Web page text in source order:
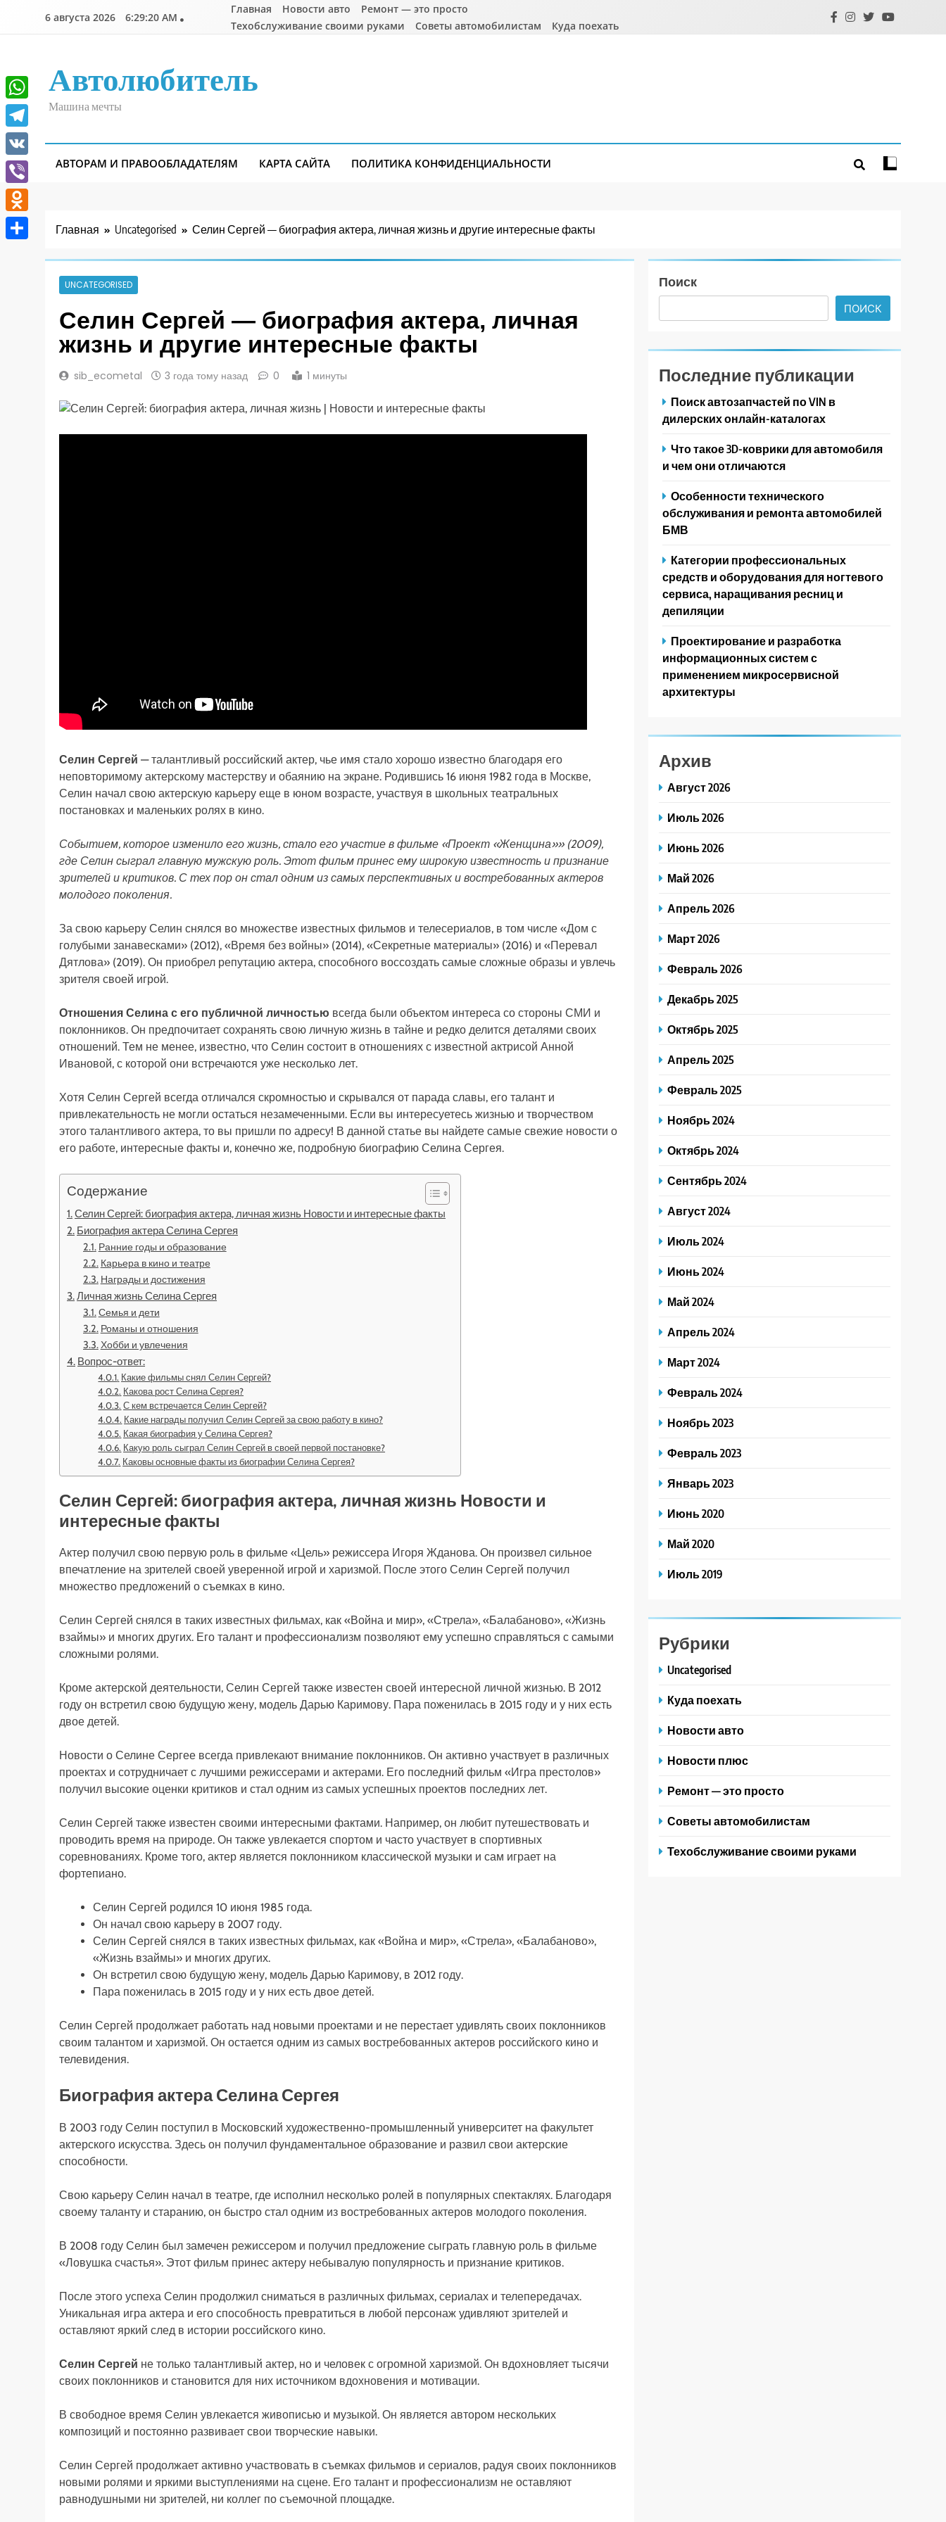
6 августа 2026 6:29:21 AM
Главная Новости авто
Ремонт — это просто
Техобслуживание своими руками
Советы автомобилистам Куда поехать
Автолюбитель
Машина мечты
АВТОРАМ И ПРАВООБЛАДАТЕЛЯМ КАРТА САЙТА ПОЛИТИКА КОНФИДЕНЦИАЛЬНОСТИ
Главная Uncategorised Селин Сергей — биография актера, личная жизнь и другие интересные факты
UNCATEGORISED
Селин Сергей — биография актера, личная
жизнь и другие интересные факты
sib_ecometal 3 года тому назад 0 1 минуты
Селин Сергей — талантливый российский актер, чье имя стало хорошо известно благодаря его
неповторимому актерскому мастерству и обаянию на экране. Родившись 16 июня 1982 года в Москве,
Селин начал свою актерскую карьеру еще в юном возрасте, участвуя в школьных театральных
постановках и маленьких ролях в кино.
Событием, которое изменило его жизнь, стало его участие в фильме «Проект «Женщина»» (2009),
где Селин сыграл главную мужскую роль. Этот фильм принес ему широкую известность и признание
зрителей и критиков. С тех пор он стал одним из самых перспективных и востребованных актеров
молодого поколения.
За свою карьеру Селин снялся во множестве известных фильмов и телесериалов, в том числе «Дом с
голубыми занавесками» (2012), «Время без войны» (2014), «Секретные материалы» (2016) и «Перевал
Дятлова» (2019). Он приобрел репутацию актера, способного воссоздать самые сложные образы и увлечь
зрителя своей игрой.
Отношения Селина с его публичной личностью всегда были объектом интереса со стороны СМИ и
поклонников. Он предпочитает сохранять свою личную жизнь в тайне и редко делится деталями своих
отношений. Тем не менее, известно, что Селин состоит в отношениях с известной актрисой Анной
Ивановой, с которой они встречаются уже несколько лет.
Хотя Селин Сергей всегда отличался скромностью и скрывался от парада славы, его талант и
привлекательность не могли остаться незамеченными. Если вы интересуетесь жизнью и творчеством
этого талантливого актера, то вы пришли по адресу! В данной статье вы найдете самые свежие новости о
его работе, интересные факты и, конечно же, подробную биографию Селина Сергея.
Содержание
Селин Сергей: биография актера, личная жизнь Новости и интересные факты
Биография актера Селина Сергея
Ранние годы и образование
Карьера в кино и театре
Награды и достижения
Личная жизнь Селина Сергея
Семья и дети
Романы и отношения
Хобби и увлечения
Вопрос-ответ:
Какие фильмы снял Селин Сергей?
Какова рост Селина Сергея?
С кем встречается Селин Сергей?
Какие награды получил Селин Сергей за свою работу в кино?
Какая биография у Селина Сергея?
Какую роль сыграл Селин Сергей в своей первой постановке?
Каковы основные факты из биографии Селина Сергея?
Селин Сергей: биография актера, личная жизнь Новости и
интересные факты
Актер получил свою первую роль в фильме «Цель» режиссера Игоря Жданова. Он произвел сильное
впечатление на зрителей своей уверенной игрой и харизмой. После этого Селин Сергей получил
множество предложений о съемках в кино.
Селин Сергей снялся в таких известных фильмах, как «Война и мир», «Стрела», «Балабаново», «Жизнь
взаймы» и многих других. Его талант и профессионализм позволяют ему успешно справляться с самыми
сложными ролями.
Кроме актерской деятельности, Селин Сергей также известен своей интересной личной жизнью. В 2012
году он встретил свою будущую жену, модель Дарью Каримову. Пара поженилась в 2015 году и у них есть
двое детей.
Новости о Селине Сергее всегда привлекают внимание поклонников. Он активно участвует в различных
проектах и сотрудничает с лучшими режиссерами и актерами. Его последний фильм «Игра престолов»
получил высокие оценки критиков и стал одним из самых успешных проектов последних лет.
Селин Сергей также известен своими интересными фактами. Например, он любит путешествовать и
проводить время на природе. Он также увлекается спортом и часто участвует в спортивных
соревнованиях. Кроме того, актер является поклонником классической музыки и сам играет на
фортепиано.
Селин Сергей родился 10 июня 1985 года.
Он начал свою карьеру в 2007 году.
Селин Сергей снялся в таких известных фильмах, как «Война и мир», «Стрела», «Балабаново»,
«Жизнь взаймы» и многих других.
Он встретил свою будущую жену, модель Дарью Каримову, в 2012 году.
Пара поженилась в 2015 году и у них есть двое детей.
Селин Сергей продолжает работать над новыми проектами и не перестает удивлять своих поклонников
своим талантом и харизмой. Он остается одним из самых востребованных актеров российского кино и
телевидения.
Биография актера Селина Сергея
В 2003 году Селин поступил в Московский художественно-промышленный университет на факультет
актерского искусства. Здесь он получил фундаментальное образование и развил свои актерские
способности.
Свою карьеру Селин начал в театре, где исполнил несколько ролей в популярных спектаклях. Благодаря
своему таланту и старанию, он быстро стал одним из востребованных актеров молодого поколения.
В 2008 году Селин был замечен режиссером и получил предложение сыграть главную роль в фильме
«Ловушка счастья». Этот фильм принес актеру небывалую популярность и признание критиков.
После этого успеха Селин продолжил сниматься в различных фильмах, сериалах и телепередачах.
Уникальная игра актера и его способность превратиться в любой персонаж удивляют зрителей и
оставляют яркий след в истории российского кино.
Селин Сергей не только талантливый актер, но и человек с огромной харизмой. Он вдохновляет тысячи
своих поклонников и становится для них источником вдохновения и мотивации.
В свободное время Селин увлекается живописью и музыкой. Он является автором нескольких
композиций и постоянно развивает свои творческие навыки.
Селин Сергей продолжает активно участвовать в съемках фильмов и сериалов, радуя своих поклонников
новыми ролями и яркими выступлениями на сцене. Его талант и профессионализм не оставляют
равнодушными ни зрителей, ни коллег по съемочной площадке.
Поиск
ПОИСК
Последние публикации
Поиск автозапчастей по VIN в
дилерских онлайн-каталогах
Что такое 3D-коврики для автомобиля
и чем они отличаются
Особенности технического
обслуживания и ремонта автомобилей
БМВ
Категории профессиональных
средств и оборудования для ногтевого
сервиса, наращивания ресниц и
депиляции
Проектирование и разработка
информационных систем с
применением микросервисной
архитектуры
Архив
Август 2026
Июль 2026
Июнь 2026
Май 2026
Апрель 2026
Март 2026
Февраль 2026
Декабрь 2025
Октябрь 2025
Апрель 2025
Февраль 2025
Ноябрь 2024
Октябрь 2024
Сентябрь 2024
Август 2024
Июль 2024
Июнь 2024
Май 2024
Апрель 2024
Март 2024
Февраль 2024
Ноябрь 2023
Февраль 2023
Январь 2023
Июнь 2020
Май 2020
Июль 2019
Рубрики
Uncategorised
Куда поехать
Новости авто
Новости плюс
Ремонт — это просто
Советы автомобилистам
Техобслуживание своими руками
WhatsApp
Telegram
VK
Viber
Odnoklassniki